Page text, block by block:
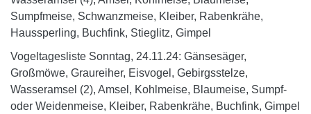
Sumpfmeise, Schwanzmeise, Kleiber, Rabenkrähe,
Haussperling, Buchfink, Stieglitz, Gimpel
Vogeltagesliste Sonntag, 24.11.24: Gänsesäger,
Großmöwe, Graureiher, Eisvogel, Gebirgsstelze,
Wasseramsel (2), Amsel, Kohlmeise, Blaumeise, Sumpf-
oder Weidenmeise, Kleiber, Rabenkrähe, Buchfink, Gimpel